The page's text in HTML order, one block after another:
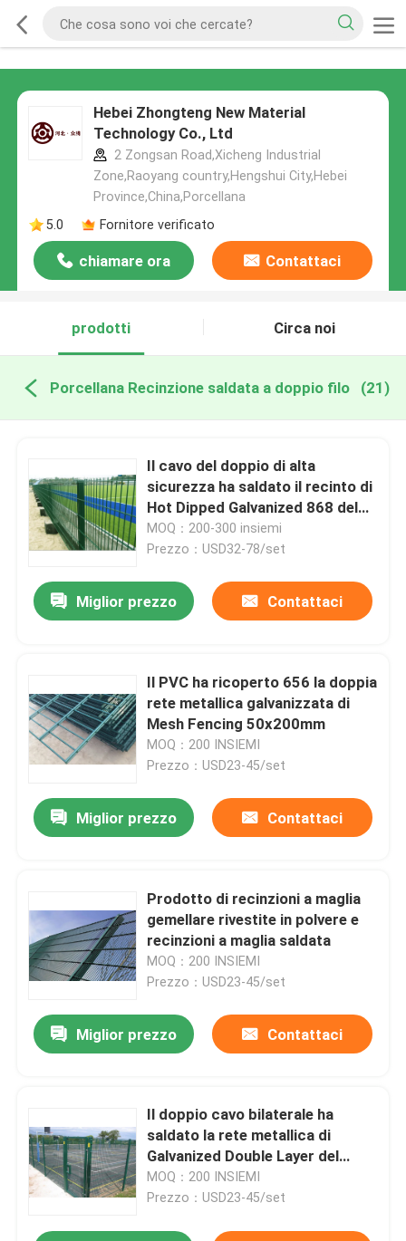
Hebei Zhongteng New Material
Technology Co., Ltd
2 Zongsan Road,Xicheng Industrial
Zone,Raoyang country,Hengshui City,Hebei
Province,China,Porcellana
5.0
Fornitore verificato
chiamare ora Contattaci
prodotti Circa noi
Porcellana Recinzione saldata a doppio filo (21)
Il cavo del doppio di alta
sicurezza ha saldato il recinto di
Hot Dipped Galvanized 868 del
recinto
MOQ：200-300 insiemi
Prezzo：USD32-78/set
Miglior prezzo Contattaci
Il PVC ha ricoperto 656 la doppia
rete metallica galvanizzata di
Mesh Fencing 50x200mm
MOQ：200 INSIEMI
Prezzo：USD23-45/set
Miglior prezzo Contattaci
Prodotto di recinzioni a maglia
gemellare rivestite in polvere e
recinzioni a maglia saldata
MOQ：200 INSIEMI
Prezzo：USD23-45/set
Miglior prezzo Contattaci
Il doppio cavo bilaterale ha
saldato la rete metallica di
Galvanized Double Layer del
recinto
MOQ：200 INSIEMI
Prezzo：USD23-45/set